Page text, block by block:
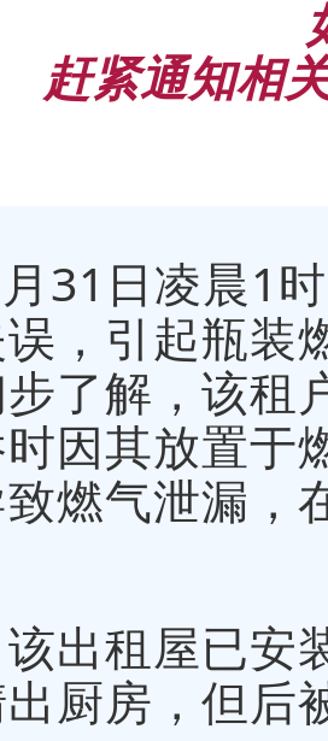
赶紧通知相
31日凌晨1
，引起瓶装
了解，该租
因其放置于
燃气泄漏，
出租屋已安
厨房，但后